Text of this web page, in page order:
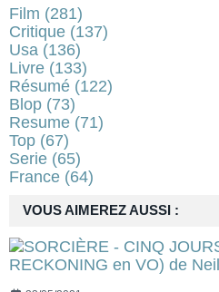
VOUS AIMEREZ AUSSI :
Film (281)
Critique (137)
Usa (136)
Livre (133)
Résumé (122)
Blop (73)
Resume (71)
Top (67)
Serie (65)
France (64)